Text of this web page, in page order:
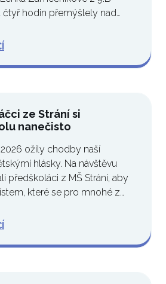
čtyř hodin přemýšlely nad
ze Strání si
nanečisto
ožily chodby naší
hlásky. Na návštěvu
předškoláci z MŠ Strání, aby
které se pro mnohé z…